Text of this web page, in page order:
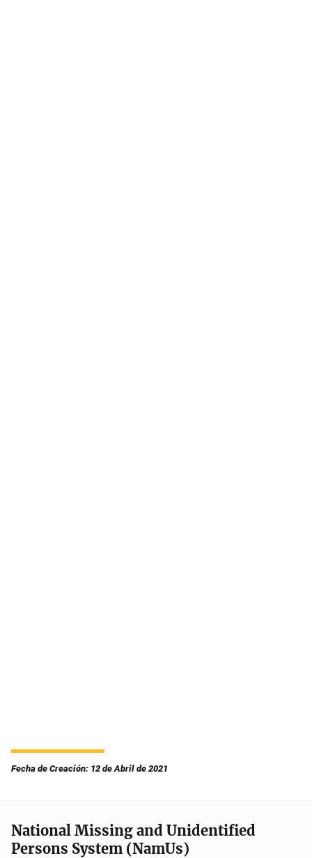
Fecha de Creación: 12 de Abril de 2021
National Missing and Unidentified
Persons System (NamUs)